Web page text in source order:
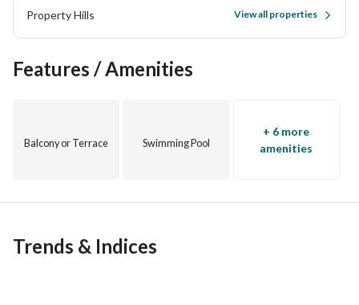
Property Hills View all properties
Features / Amenities
Balcony or Terrace Swimming Pool
+ 6 more
amenities
Trends & Indices